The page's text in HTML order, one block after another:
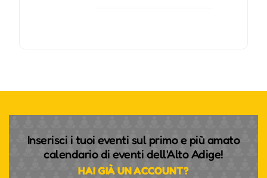
Inserisci i tuoi eventi sul primo e più amato
calendario di eventi dell'Alto Adige!
HAI GIÀ UN ACCOUNT?